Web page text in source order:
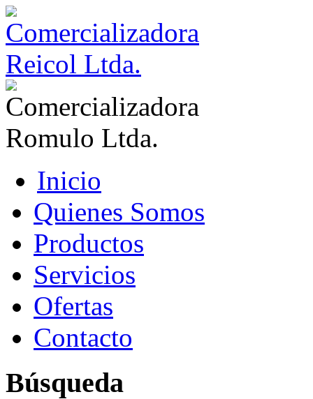
Inicio
Quienes Somos
Productos
Servicios
Ofertas
Contacto
Búsqueda